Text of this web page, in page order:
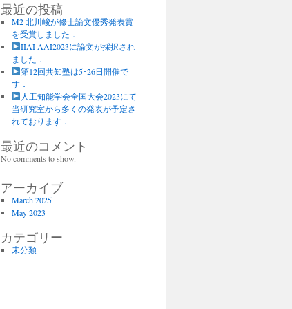
最近の投稿
M2 北川峻が修士論文優秀発表賞
を受賞しました．
IIAI AAI2023に論文が採択され
ました．
第12回共知塾は5･26日開催で
す．
人工知能学会全国大会2023にて
当研究室から多くの発表が予定さ
れております．
最近のコメント
No comments to show.
アーカイブ
March 2025
May 2023
カテゴリー
未分類